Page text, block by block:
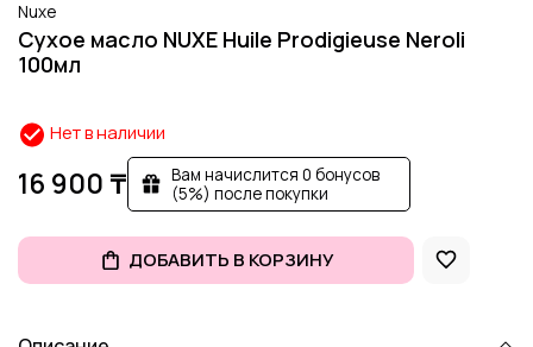
Nuxe
Сухое масло NUXE Huile Prodigieuse Neroli
100мл
Нет в наличии
16 900 ₸
Вам начислится 0 бонусов
(5%) после покупки
ДОБАВИТЬ В КОРЗИНУ